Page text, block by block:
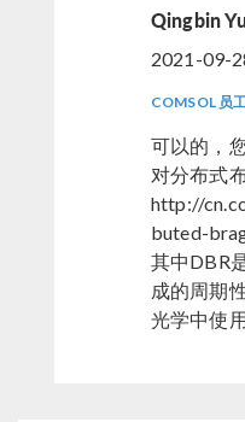
Qingbin
2021-09-
COMSOL 员
可以的，
对分布式
http://
buted-
其中DBR
成的周期
光学中使